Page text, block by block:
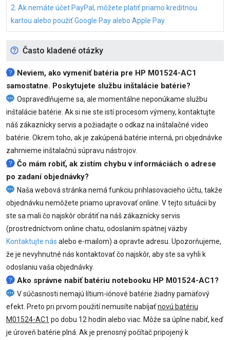
2. Ak nemáte účet PayPal, môžete platiť priamo kreditnou
kartou alebo použiť Google Pay alebo Apple Pay.
Často kladené otázky
Neviem, ako vymeniťbatéria pre HP M01524-AC1
samostatne. Poskytujete službu inštalácie batérie?
Ospravedlňujeme sa, ale momentálne neponúkame službu
inštalácie batérie. Ak si nie ste istí procesom výmeny, kontaktujte
náš zákaznícky servis a požiadajte o odkaz na inštalačné video
batérie. Okrem toho, ak je zakúpená batérie interná, pri objednávke
zahrnieme inštalačnú súpravu nástrojov.
Čo mám robiť, ak zistím chybu v informáciách o adrese
po zadaní objednávky?
Naša webová stránka nemá funkciu prihlasovacieho účtu, takže
objednávku nemôžete priamo upravovať online. V tejto situácii by
ste sa mali čo najskôr obrátiť na náš zákaznícky servis
(prostredníctvom online chatu, odoslaním spätnej väzby
Kontaktujte nás alebo e-mailom) a opravte adresu. Upozorňujeme,
že je nevyhnutné nás kontaktovať čo najskôr, aby ste sa vyhli k
odoslaniu vaša objednávky.
Ako správne nabiť batériu notebooku HP M01524-AC1?
V súčasnosti nemajú lítium-iónové batérie žiadny pamäťový
efekt. Preto pri prvom použití nemusíte nabíjaťnovú batériu
M01524-AC1 po dobu 12 hodín alebo viac. Môže sa úplne nabiť, keď
je úroveň batérie plná. Ak je prenosný počítač pripojený k